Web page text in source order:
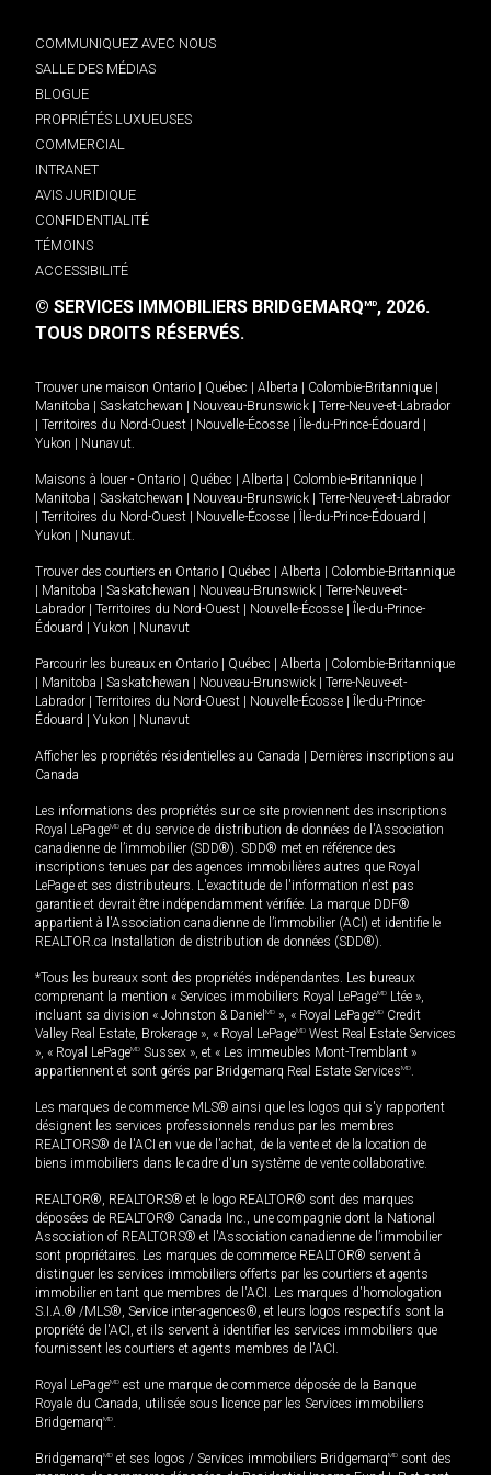
COMMUNIQUEZ AVEC NOUS
SALLE DES MÉDIAS
BLOGUE
PROPRIÉTÉS LUXUEUSES
COMMERCIAL
INTRANET
AVIS JURIDIQUE
CONFIDENTIALITÉ
TÉMOINS
ACCESSIBILITÉ
© SERVICES IMMOBILIERS BRIDGEMARQMD, 2026.
TOUS DROITS RÉSERVÉS.
Trouver une maison Ontario Québec Alberta Colombie-Britannique
Manitoba
Saskatchewan Nouveau-Brunswick
Terre-Neuve-et-Labrador
Territoires du Nord-Ouest Nouvelle-Écosse Île-du-Prince-Édouard
Yukon
Nunavut.
Maisons à louer - Ontario Québec Alberta Colombie-Britannique
Manitoba
Saskatchewan Nouveau-Brunswick
Terre-Neuve-et-Labrador
Territoires du Nord-Ouest Nouvelle-Écosse Île-du-Prince-Édouard
Yukon
Nunavut.
Trouver des courtiers en Ontario Québec Alberta
Colombie-Britannique
Manitoba Saskatchewan Nouveau-Brunswick
Terre-Neuve-et-
Labrador
Territoires du Nord-Ouest Nouvelle-Écosse
Île-du-Prince-
Édouard
Yukon Nunavut
Parcourir les bureaux en Ontario Québec Alberta
Colombie-Britannique
Manitoba Saskatchewan Nouveau-Brunswick
Terre-Neuve-et-
Labrador
Territoires du Nord-Ouest Nouvelle-Écosse
Île-du-Prince-
Édouard
Yukon Nunavut
Afficher les propriétés résidentielles au Canada
Dernières inscriptions au
Canada
Les informations des propriétés sur ce site proviennent des inscriptions
Royal LePageMD et du service de distribution de données de l'Association
canadienne de l’immobilier (SDD®). SDD® met en référence des
inscriptions tenues par des agences immobilières autres que Royal
LePage et ses distributeurs. L'exactitude de l'information n'est pas
garantie et devrait être indépendamment vérifiée. La marque DDF®
appartient à l'Association canadienne de l’immobilier (ACI) et identifie le
REALTOR.ca Installation de distribution de données (SDD®).
*Tous les bureaux sont des propriétés indépendantes. Les bureaux
comprenant la mention « Services immobiliers Royal LePageMD Ltée »,
incluant sa division « Johnston & Daniel MD », « Royal LePageMD Credit
Valley Real Estate, Brokerage », « Royal LePageMD West Real Estate Services
», « Royal LePageMD Sussex », et « Les immeubles Mont-Tremblant »
appartiennent et sont gérés par Bridgemarq Real Estate ServicesMD.
Les marques de commerce MLS® ainsi que les logos qui s'y rapportent
désignent les services professionnels rendus par les membres
REALTORS® de l'ACI en vue de l'achat, de la vente et de la location de
biens immobiliers dans le cadre d'un système de vente collaborative.
REALTOR®, REALTORS® et le logo REALTOR® sont des marques
déposées de REALTOR® Canada Inc., une compagnie dont la National
Association of REALTORS® et l'Association canadienne de l’immobilier
sont propriétaires. Les marques de commerce REALTOR® servent à
distinguer les services immobiliers offerts par les courtiers et agents
immobilier en tant que membres de l'ACI. Les marques d'homologation
S.I.A.® /MLS®, Service inter-agences®, et leurs logos respectifs sont la
propriété de l'ACI, et ils servent à identifier les services immobiliers que
fournissent les courtiers et agents membres de l'ACI.
Royal LePageMD est une marque de commerce déposée de la Banque
Royale du Canada, utilisée sous licence par les Services immobiliers
BridgemarqMD.
BridgemarqMD et ses logos / Services immobiliers BridgemarqMD sont des